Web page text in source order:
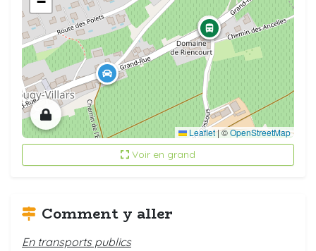
Leaflet|©OpenStreetMap
Voir en grand
Comment y aller
En transports publics